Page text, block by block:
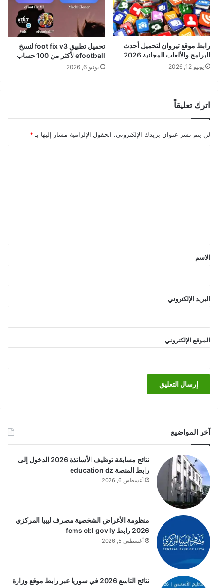
رابط موقع تيروان لتحميل أحدث
البرامج والألعاب المجانية 2026
يونيو 12, 2026
تحميل تطبيق foot fix v3 لنسخ
efootball لأكثر من 100 حساب
يونيو 6, 2026
اترك تعليقاً
لن يتم نشر عنوان بريدك الإلكتروني. الحقول الإلزامية مشار إليها بـ *
*
الاسم
البريد الإلكتروني
الموقع الإلكتروني
آخر المواضيع
نتائج مسابقة توظيف الأساتذة 2026 الدخول إلى
رابط المنصة education dz
أغسطس 6, 2026
منظومة الأغراض الشخصية مصرف ليبيا المركزي
2026 رابط fcms cbl gov ly
أغسطس 5, 2026
نتائج التاسع 2026 في سوريا عبر رابط موقع وزارة